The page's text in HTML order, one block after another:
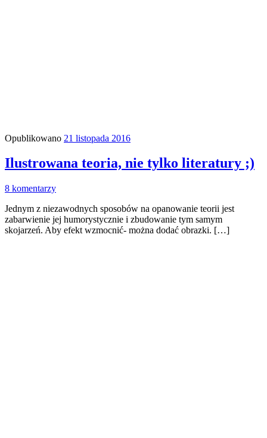
Opublikowano 21 listopada 2016
Ilustrowana teoria, nie tylko literatury ;)
8 komentarzy
Jednym z niezawodnych sposobów na opanowanie teorii jest
zabarwienie jej humorystycznie i zbudowanie tym samym
skojarzeń. Aby efekt wzmocnić- można dodać obrazki. […]